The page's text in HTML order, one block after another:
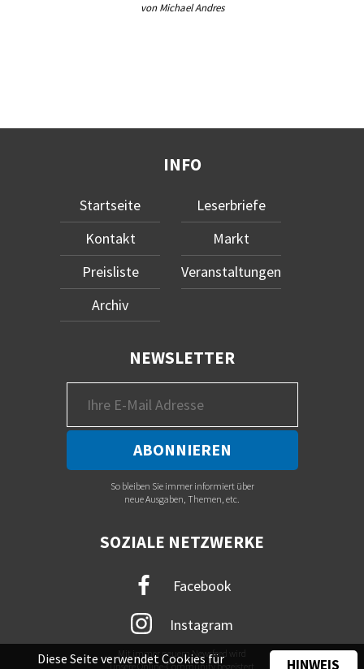
von Michael Andres
INFO
Startseite
Kontakt
Preisliste
Archiv
Leserbriefe
Markt
Veranstaltungen
NEWSLETTER
So bleiben Sie immer informiert über
neue Ausgaben, Themen, etc.
SOZIALE NETZWERKE
Facebook
Instagram
Mit immer neuem Newsfeed wird
unsere Online-Community begeistert
Diese Seite verwendet Cookies für
HINWEIS